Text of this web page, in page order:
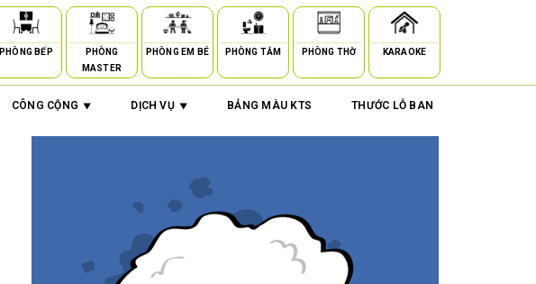
PHÒNG BẾP
PHÒNG
MASTER
PHÒNG EM BÉ PHÒNG TẮM PHÒNG THỜ KARAOKE
CÔNG CỘNG DỊCH VỤ BẢNG MÀU KTS THƯỚC LỖ BAN